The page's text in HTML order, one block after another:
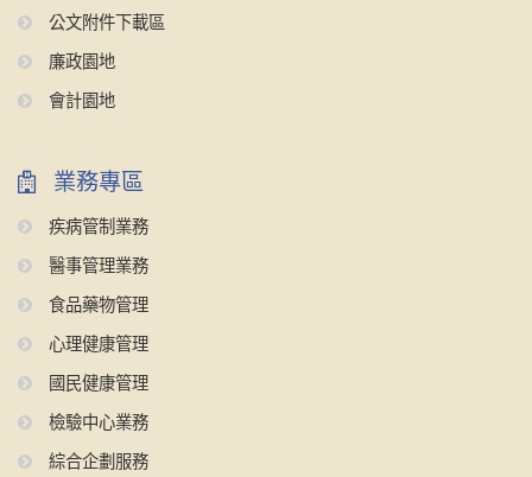
公文附件下載區
廉政園地
會計園地
業務專區
疾病管制業務
醫事管理業務
食品藥物管理
心理健康管理
國民健康管理
檢驗中心業務
綜合企劃服務